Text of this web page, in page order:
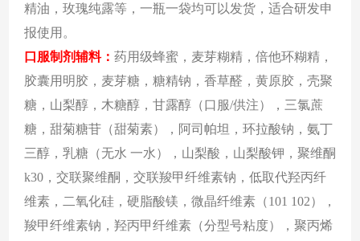
精油，玫瑰纯露等，一瓶一袋均可以发货，适合研发申
报使用。
口服制剂辅料： 药用级蜂蜜，麦芽糊精，倍他环糊精，
胶囊用明胶，麦芽糖，糖精钠，香草醛，黄原胶，壳聚
糖，山梨醇，木糖醇，甘露醇（口服/供注），三氯蔗
糖，甜菊糖苷（甜菊素），阿司帕坦，环拉酸钠，氨丁
三醇，乳糖（无水 一水），山梨酸，山梨酸钾，聚维酮
k30，交联聚维酮，交联羧甲纤维素钠，低取代羟丙纤
维素，二氧化硅，硬脂酸镁，微晶纤维素（101 102），
羧甲纤维素钠，羟丙甲纤维素（分型号粘度），聚丙烯